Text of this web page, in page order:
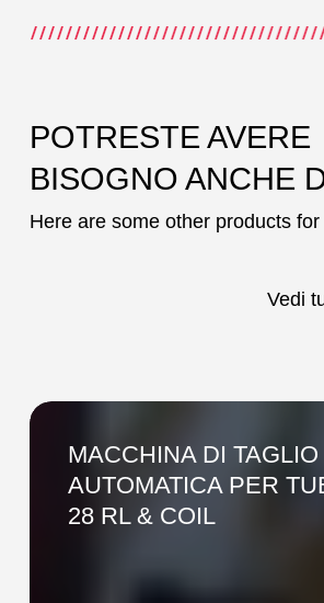
POTRESTE AVERE
BISOGNO ANCHE
Here are some other products for
Vedi
MACCHINA
TAGLIO
AUTOMATICA
MACCHINA DI TAGLIO
AUTOMATICA PER
28 RL & COIL